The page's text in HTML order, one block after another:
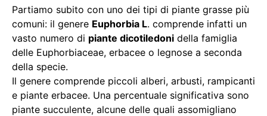
Partiamo subito con uno dei tipi di piante grasse più
comuni: il genere Euphorbia L. comprende infatti un
vasto numero di piante dicotiledoni della famiglia
delle Euphorbiaceae, erbacee o legnose a seconda
della specie.
Il genere comprende piccoli alberi, arbusti, rampicanti
e piante erbacee. Una percentuale significativa sono
piante succulente, alcune delle quali assomigliano